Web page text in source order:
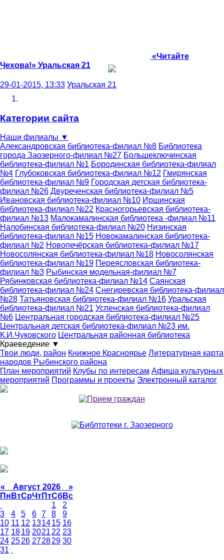
«Читайте
Чехова!» Уральская 21
29-01-2015, 13:33 Уральская 21
Категории сайта
Наши филиалы ▼
Александровская библиотека-филиал №8 Библиотека
города Заозерного-филиал №27 Большеключинская
библиотека-филиал №1 Бородинская библиотека-филиал
№4 Глубоковская библиотека-филиал №12 Гмирянская
библиотека-филиал №9 Городская детская библиотека-
филиал №26 Двуреченская библиотека-филиал №5
Ивановская библиотека-филиал №10 Иршинская
библиотека-филиал №22 Красногорьевская библиотека-
филиал №13 Малокамалинская библиотека -филиал №11
Налобинская библиотека-филиал №20 Низинская
библиотека-филиал №15 Новокамалинская библиотека-
филиал №2 Новопечёрская библиотека-филиал №17
Новосолянская библиотека-филиал №18 Новосолянская
библиотека-филиал №19 Переясловская библиотека-
филиал №3 Рыбинская модельная-филиал №7
Рябинковская библиотека-филиал №14 Саянская
библиотека-филиал №24 Снегиревская библиотека-филиал
№28 Татьяновская библиотека-филиал №16 Уральская
библиотека-филиал №21 Успенская библиотека-филиал
№6 Центральная городская библиотека-филиал №25
Центральная детская библиотека-филиал №23 им.
К.И.Чуковского Центральная районная библиотека
Краеведение ▼
Твои люди, район Книжное Красноярье Литературная карта
народов Рыбинского района
План мероприятий Клубы по интересам Афиша культурных
мероприятий Программы и проекты Электронный каталог
« Август 2026 »
Пн ВтСрЧтПтСбВс
1
2
3
4 5 6 7 8
9
10 11 12 131415 16
17 1819 2021 22 23
24 2526 272829 30
31